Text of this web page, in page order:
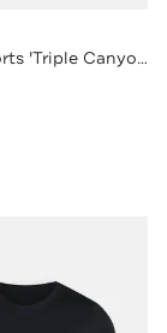
Outdoorshorts 'Triple Canyon' navy